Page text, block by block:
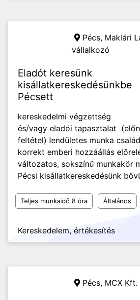
Pécs, Maklári
vállalkozó
Eladót keresünk
kisállatkereskedésünkbe
Pécsett
kereskedelmi végzettség
és/vagy eladói tapasztalat
feltétel) lendületes munka
korrekt emberi hozzáállás
változatos, sokszínű munkakör
Pécsi kisállatkereskedésünk
Teljes munkaidő 8 óra Általános
Kereskedelem, értékesítés
Pécs, MCX Kft.